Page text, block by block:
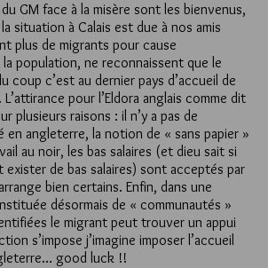
GM face à la misère sont les bienvenus,
situation à Calais est due à nos amis
plus de migrants pour cause
population, ne reconnaissent que le
coup c’est au dernier pays d’accueil de
pour l’Eldora anglais comme dit
plusieurs raisons : il n’y a pas de
en angleterre, la notion de « sans papier »
au noir, les bas salaires (et dieu sait si
exister de bas salaires) sont acceptés par
bien certains. Enfin, dans une
désormais de « communautés »
le migrant peut trouver un appui
s’impose j’imagine imposer l’accueil
good luck !!